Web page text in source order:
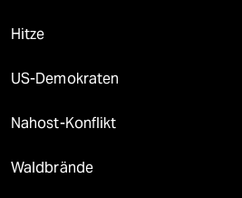
Hitze
US-Demokraten
Nahost-Konflikt
Waldbrände